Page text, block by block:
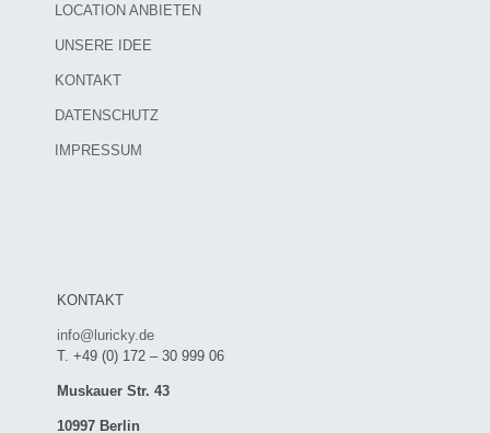
LOCATION ANBIETEN
UNSERE IDEE
KONTAKT
DATENSCHUTZ
IMPRESSUM
KONTAKT
info@luricky.de
T. +49 (0) 172 – 30 999 06
Muskauer Str. 43
10997 Berlin